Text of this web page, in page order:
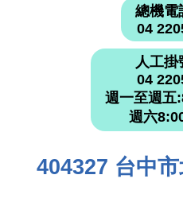
總機電
04
人工掛
04
週一至週五
週六
404327 台中